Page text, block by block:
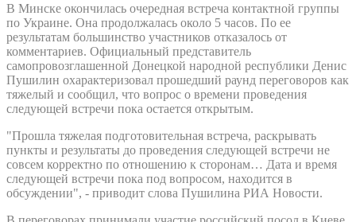
В Минске окончилась очередная встреча контактной группы
по Украине. Она продолжалась около 5 часов. По ее
результатам большинство участников отказалось от
комментариев. Официальный представитель
самопровозглашенной Донецкой народной республики Денис
Пушилин охарактеризовал прошедший раунд переговоров как
тяжелый и сообщил, что вопрос о времени проведения
следующей встречи пока остается открытым.
"Прошла тяжелая подготовительная встреча, раскрывать
пункты и результаты до проведения следующей встречи не
совсем корректно по отношению к сторонам… Дата и время
следующей встречи пока под вопросом, находится в
обсуждении", - приводит слова Пушилина РИА Новости.